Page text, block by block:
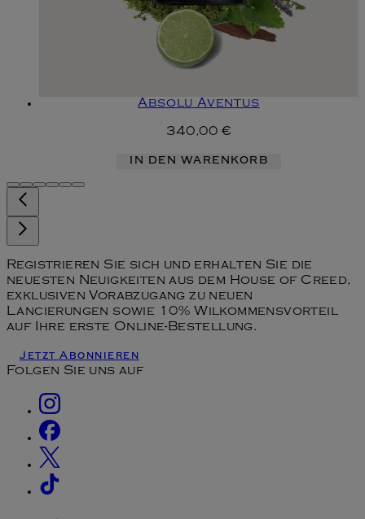
Absolu Aventus
340,00 €
IN DEN WARENKORB
Registrieren Sie sich und erhalten Sie die
neuesten Neuigkeiten aus dem House of Creed,
exklusiven Vorabzugang zu neuen
Lancierungen sowie 10% Wilkommensvorteil
auf Ihre erste Online-Bestellung.
Jetzt Abonnieren
Folgen Sie uns auf